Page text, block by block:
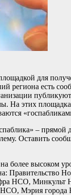
для
региона есть
На этих
– прямой
Оставить
более высоком
НСО, Минкульт
Мэрия города